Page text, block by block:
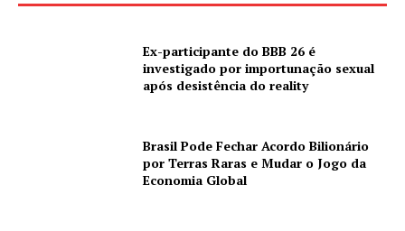
Ex-participante do BBB 26 é
investigado por importunação sexual
após desistência do reality
Brasil Pode Fechar Acordo Bilionário
por Terras Raras e Mudar o Jogo da
Economia Global